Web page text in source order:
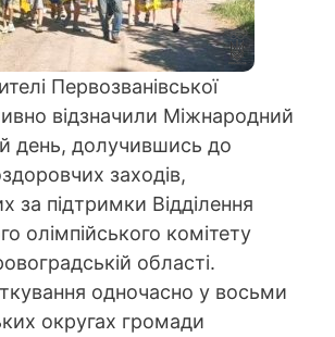
Первозванівської
відзначили Міжнародний
день, долучившись до
заходів,
за підтримки Відділення
олімпійського комітету
області.
одночасно у восьми
округах громади